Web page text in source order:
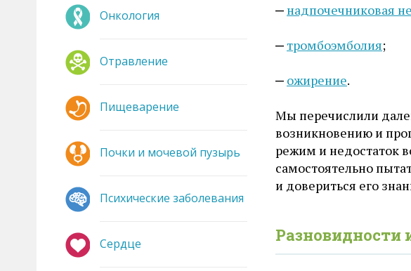
надпочечниковая
тромбоэмболия;
ожирение.
Мы перечислили
возникновению и
режим и недостаток
самостоятельно
и довериться его
Онкология
Отравление
Пищеварение
Почки и мочевой пузырь
Психические заболевания
Сердце